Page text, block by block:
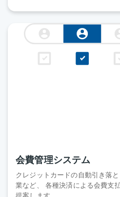
会費管理システム
クレジットカードの自動引き落
業など、 各種決済による会費支
提案します。